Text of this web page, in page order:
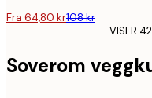
Fra 64,80 kr108 kr
VISER
Soverom